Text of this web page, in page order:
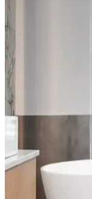
Bella halılar, çeşitli
estetik ve
ipuçlarıyla uzun ömür
Dekoratif Mavi
Ev dekorasyonunda
arada sunar. Çeşitli
sıcak atmosferler
Ev
Malzemeler ve
Halı ve kilimler, ev
unsurlardır. Doğru
Güncel trendler ve